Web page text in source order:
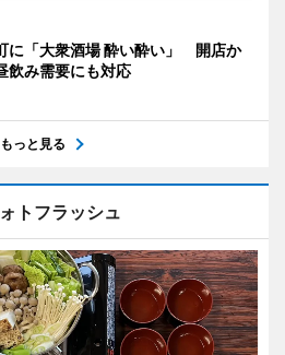
に「大衆酒場 酔い酔い」 開店か
飲み需要にも対応
もっと見る
トフラッシュ